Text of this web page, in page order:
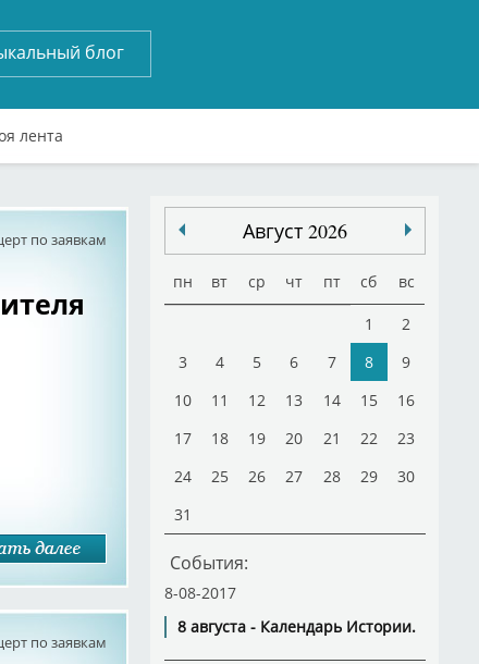
блог
лента
по заявкам
по заявкам
Август 2026
пн вт ср чт пт сб вс
1
2
3
4 5 6 7 8
9
10
11 12 13 14 15
16
17
18 19 20 21 22
23
24
25 26 27 28 29
30
31
События:
8-08-2017
8 августа - Календарь Истории.